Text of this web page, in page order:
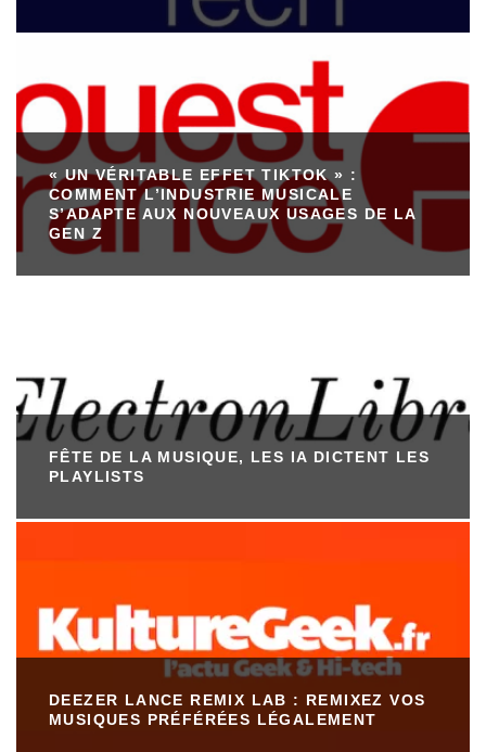
« UN VÉRITABLE EFFET TIKTOK » :
COMMENT L’INDUSTRIE MUSICALE
S’ADAPTE AUX NOUVEAUX USAGES DE LA
GEN Z
FÊTE DE LA MUSIQUE, LES IA DICTENT LES
PLAYLISTS
DEEZER LANCE REMIX LAB : REMIXEZ VOS
MUSIQUES PRÉFÉRÉES LÉGALEMENT